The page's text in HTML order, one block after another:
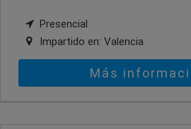
Presencial
Impartido en: Valencia
Más